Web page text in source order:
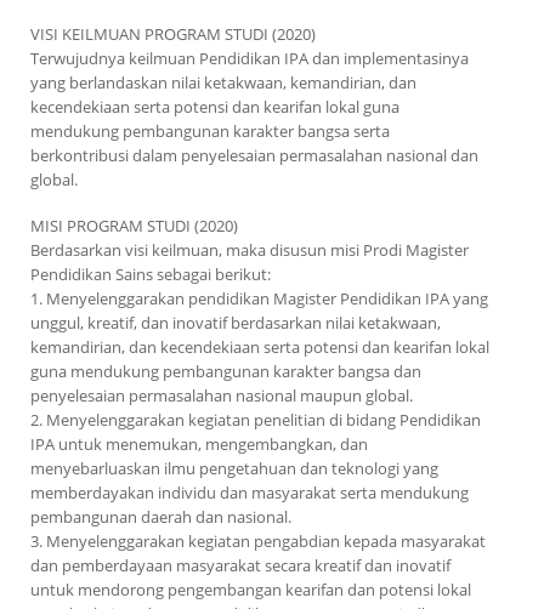
VISI KEILMUAN PROGRAM STUDI (2020)
Terwujudnya keilmuan Pendidikan IPA dan implementasinya
yang berlandaskan nilai ketakwaan, kemandirian, dan
kecendekiaan serta potensi dan kearifan lokal guna
mendukung pembangunan karakter bangsa serta
berkontribusi dalam penyelesaian permasalahan nasional dan
global.
MISI PROGRAM STUDI (2020)
Berdasarkan visi keilmuan, maka disusun misi Prodi Magister
Pendidikan Sains sebagai berikut:
1. Menyelenggarakan pendidikan Magister Pendidikan IPA yang
unggul, kreatif, dan inovatif berdasarkan nilai ketakwaan,
kemandirian, dan kecendekiaan serta potensi dan kearifan lokal
guna mendukung pembangunan karakter bangsa dan
penyelesaian permasalahan nasional maupun global.
2. Menyelenggarakan kegiatan penelitian di bidang Pendidikan
IPA untuk menemukan, mengembangkan, dan
menyebarluaskan ilmu pengetahuan dan teknologi yang
memberdayakan individu dan masyarakat serta mendukung
pembangunan daerah dan nasional.
3. Menyelenggarakan kegiatan pengabdian kepada masyarakat
dan pemberdayaan masyarakat secara kreatif dan inovatif
untuk mendorong pengembangan kearifan dan potensi lokal